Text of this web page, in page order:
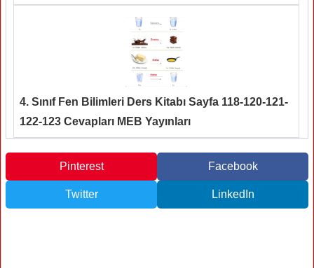
4. Sınıf Fen Bilimleri Ders Kitabı Sayfa 118-120-121-
122-123 Cevapları MEB Yayınları
Pinterest Facebook
Twitter LinkedIn